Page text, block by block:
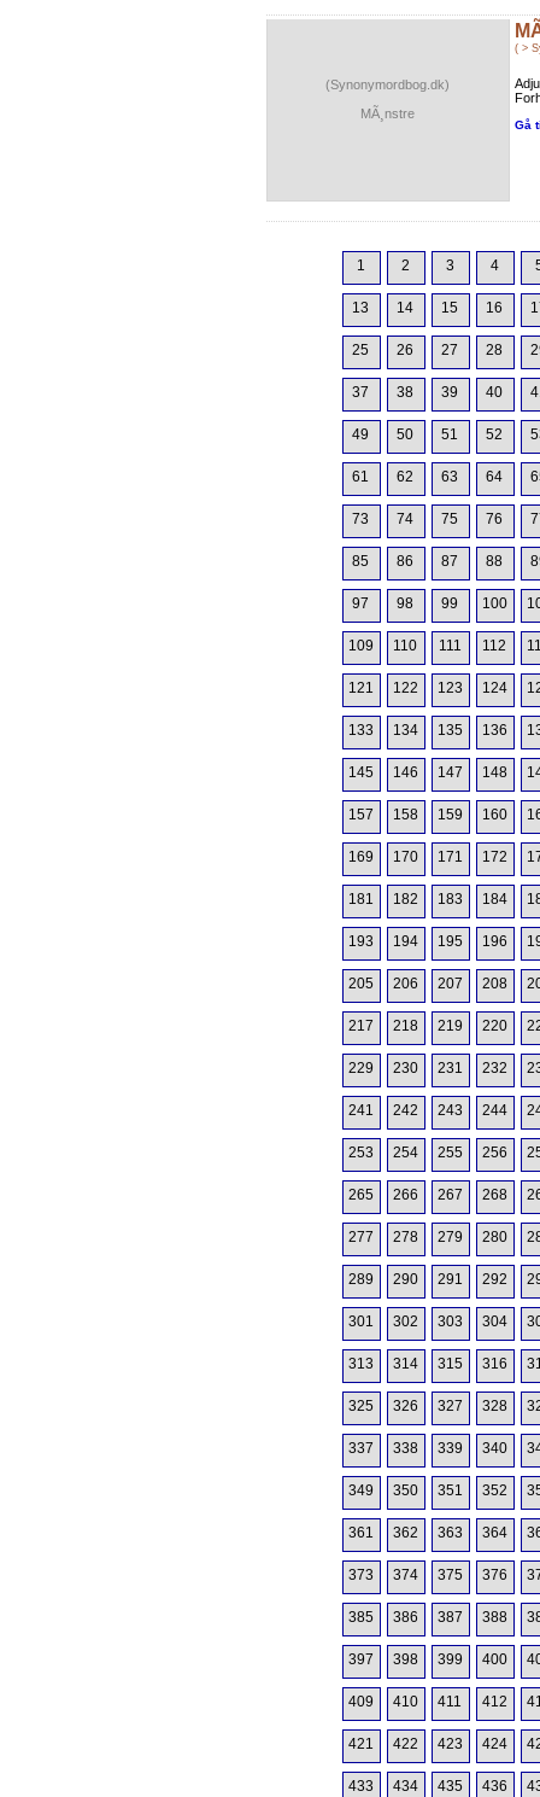
(Synonymordbog.dk)
MÃ¸nstre
( >
Gå
1 2 3 4
13 14 15 16
25 26 27 28
37 38 39 40
49 50 51 52
61 62 63 64
73 74 75 76
85 86 87 88
97 98 99 100
109 110 111 112
121 122 123 124
133 134 135 136
145 146 147 148
157 158 159 160
169 170 171 172
181 182 183 184
193 194 195 196
205 206 207 208
217 218 219 220
229 230 231 232
241 242 243 244
253 254 255 256
265 266 267 268
277 278 279 280
289 290 291 292
301 302 303 304
313 314 315 316
325 326 327 328
337 338 339 340
349 350 351 352
361 362 363 364
373 374 375 376
385 386 387 388
397 398 399 400
409 410 411 412
421 422 423 424
433 434 435 436